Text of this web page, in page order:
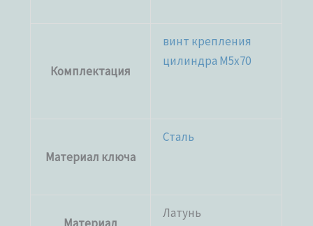
Комплектация
винт крепления
цилиндра M5x70
Материал ключа
Сталь
Латунь